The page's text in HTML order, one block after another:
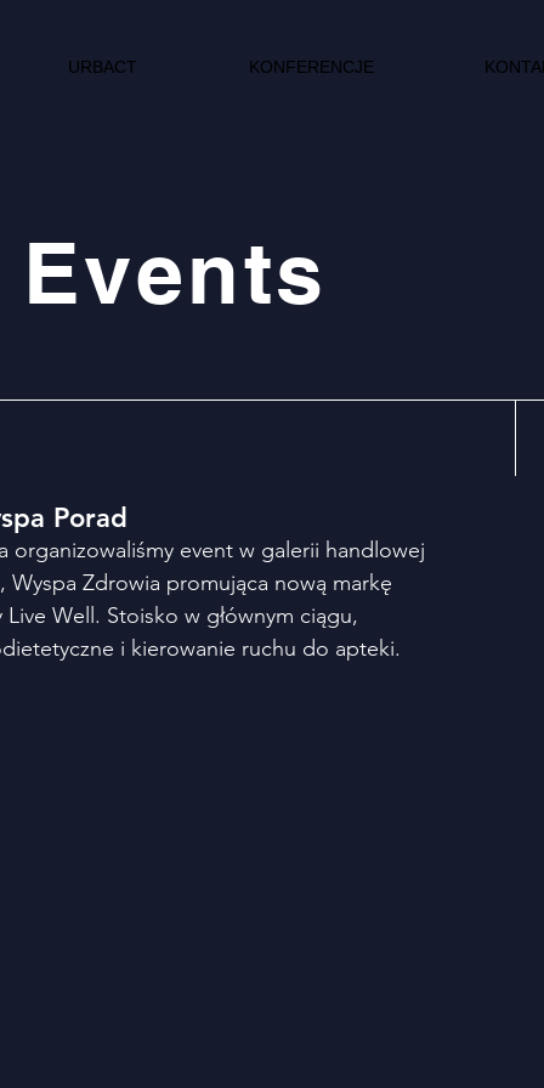
URBACT KONFERENCJE
Porad
organizowaliśmy event w galerii handlowej
Wyspa Zdrowia promująca nową markę
Well. Stoisko w głównym ciągu,
i kierowanie ruchu do apteki.